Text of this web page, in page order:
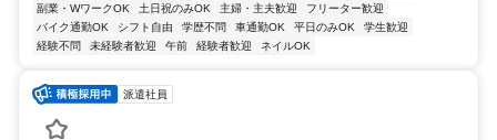
副業・WワークOK
土日祝のみOK 主婦・主夫歓迎
フリーター歓迎
バイク通勤OK
シフト自由 学歴不問 車通勤OK 平日のみOK
学生歓迎
経験不問
未経験者歓迎 午前 経験者歓迎 ネイルOK
派遣社員